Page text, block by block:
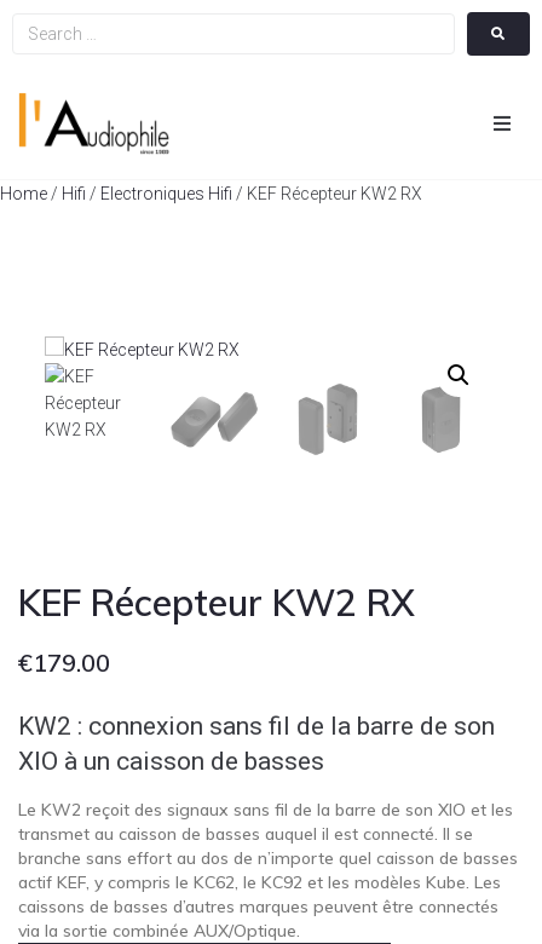
Home / Hifi / Electroniques Hifi / KEF Récepteur KW2 RX
KEF Récepteur KW2 RX
€179.00
KW2 : connexion sans fil de la barre de son
XIO à un caisson de basses
Le KW2 reçoit des signaux sans fil de la barre de son XIO et les
transmet au caisson de basses auquel il est connecté. Il se
branche sans effort au dos de n’importe quel caisson de basses
actif KEF, y compris le KC62, le KC92 et les modèles Kube. Les
caissons de basses d’autres marques peuvent être connectés
via la sortie combinée AUX/Optique.